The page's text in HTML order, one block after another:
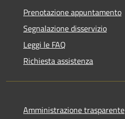
Prenotazione appuntamento
Segnalazione disservizio
Leggi le FAQ
Richiesta assistenza
Amministrazione trasparente